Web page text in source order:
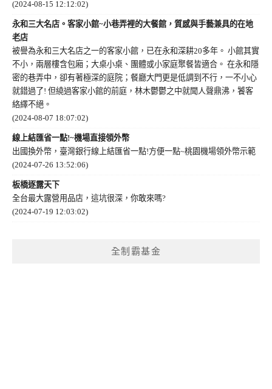
(2024-08-15 12:12:02)
永和三大名店。客家小館~小巷弄裡的大餐館，質感與手藝兼具的在地
老店
被譽為永和三大名店之一的客家小館，已在永和深耕20多年。 小館其實
不小，兩層樓含包廂；大桌小桌、團體或小家庭聚餐皆適合。 在永和隱
密的巷弄中，卻有著極深的庭院；餐廳大門更是低調到不行，一不小心
就錯過了! 但繞過客家小館的前庭，林木鬱鬱之中就聞人聲鼎沸，饕客
絡繹不絕。
(2024-08-07 18:07:02)
線上結匯省一點!~機場直接領外幣
出國換外幣，臺灣銀行線上結匯省一點!方便一點~桃園機場領外幣示範
(2024-07-26 13:52:06)
板橋逐露天下
全台最大露營用品店，這坑很深，你敢來嗎?
(2024-07-19 12:03:02)
全制霸基金